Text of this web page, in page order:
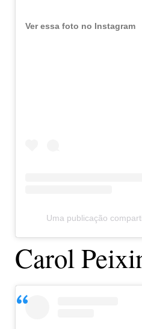
Ver essa foto no Instagram
Uma publicação
Carol